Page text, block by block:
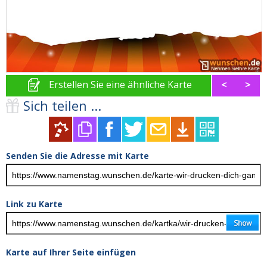
Erstellen Sie eine ähnliche Karte < >
Sich teilen ...
Senden Sie die Adresse mit Karte
Link zu Karte
Karte auf Ihrer Seite einfügen